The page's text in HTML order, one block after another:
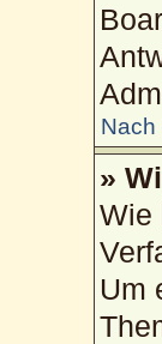
Nach
»
Wie
Um